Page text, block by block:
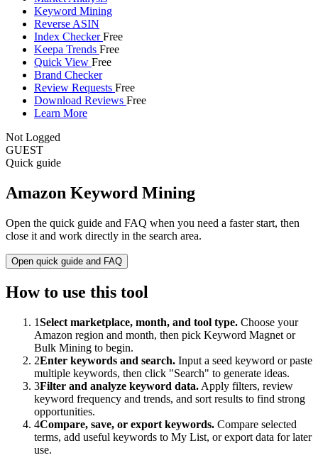
Keyword Mining
Reverse ASIN
Index CheckerFree
Keepa Trends Free
Quick View Free
Brand Checker
Review Requests Free
Download Reviews Free
Learn More
Not Logged
GUEST
Quick guide
Amazon Keyword Mining
Open the quick guide and FAQ when you need a faster start, then
close it and work directly in the search area.
Open quick guide and FAQ
How to use this tool
1Select marketplace, month, and tool type. Choose your
Amazon region and month, then pick Keyword Magnet or
Bulk Mining to begin.
2Enter keywords and search. Input a seed keyword or paste
multiple keywords, then click "Search" to generate ideas.
3Filter and analyze keyword data. Apply filters, review
keyword frequency and trends, and sort results to find strong
opportunities.
4Compare, save, or export keywords. Compare selected
terms, add useful keywords to My List, or export data for later
use.